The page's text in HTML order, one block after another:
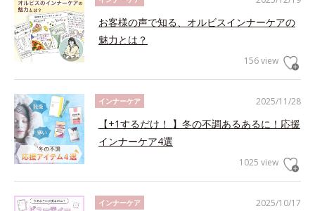
お客様の声で知る、オルビスインナーケアの
魅力とは？
156 view
2025/11/28
インナーケア
【+1するだけ！ 】冬の不調あるあるに！応援
インナーケア4選
1025 view
2025/10/17
インナーケア